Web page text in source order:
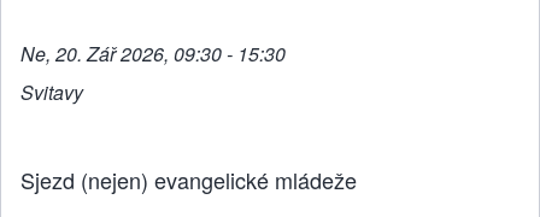
Ne, 20. Zář 2026, 09:30 - 15:30
Svitavy
Sjezd (nejen) evangelické mládeže